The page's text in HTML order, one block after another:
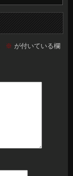
※ が付いている欄